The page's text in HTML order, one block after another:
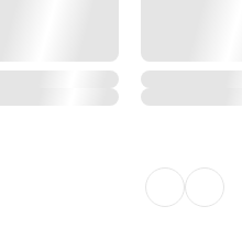
รับสู่ 'ปลายทางความคิดถึง'